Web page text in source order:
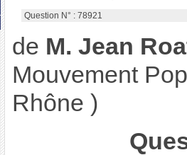
Question N° : 78921
de M. Jean
Mouvement
Rhône )